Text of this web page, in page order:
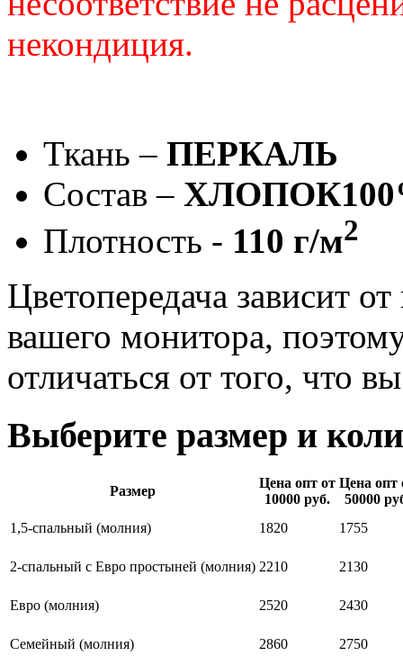
некондиция.
Ткань – ПЕРКАЛЬ
Состав –
Плотность - 110 г/м2
Цветопередача зависит
вашего монитора,
отличаться от того, что
Выберите размер и
Размер
Цена опт от
10000 руб.
Цена опт
50000
1,5-спальный (молния)
1820 1755
2-спальный с Евро простыней (молния) 2210 2130
Евро (молния) 2520 2430
Семейный (молния) 2860 2750